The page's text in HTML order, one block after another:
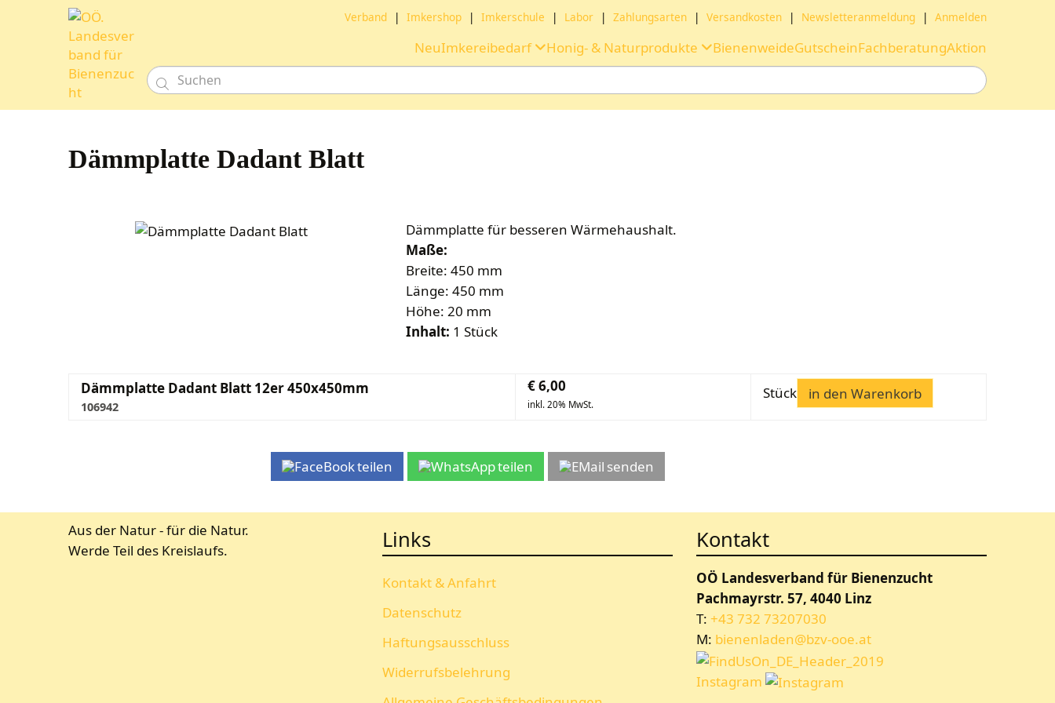
Verband | Imkershop | Imkerschule | Labor | Zahlungsarten | Versandkosten | Newsletteranmeldung | Anmelden
NeuImkereibedarf Honig- & Naturprodukte BienenweideGutscheinFachberatungAktion

Dämmplatte Dadant Blatt
Dämmplatte für besseren Wärmehaushalt.
Maße:
Breite: 450 mm
Länge: 450 mm
Höhe: 20 mm
Inhalt: 1 Stück
Dämmplatte Dadant Blatt 12er 450x450mm
106942
€6,00
inkl. 20% MwSt.
Stück in den Warenkorb
teilen teilen senden
Aus der Natur - für die Natur.
Werde Teil des Kreislaufs.
Links
Kontakt & Anfahrt
Datenschutz
Haftungsausschluss
Widerrufsbelehrung
Kontakt
OÖ Landesverband für Bienenzucht
Pachmayrstr. 57, 4040 Linz
T: +43 732 73207030
M: bienenladen@bzv-ooe.at
Instagram